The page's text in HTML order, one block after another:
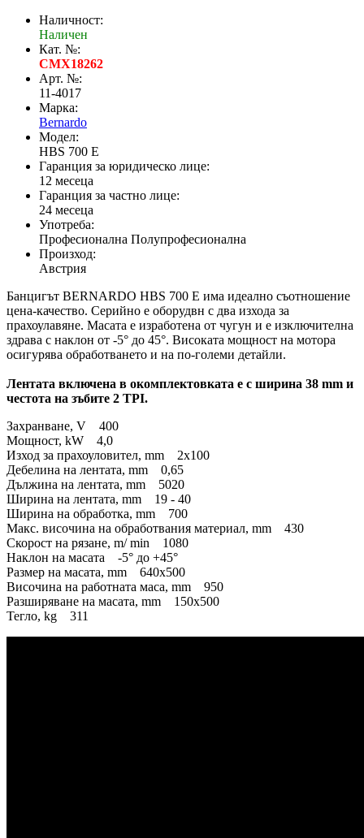
Наличност:
Наличен
Кат. №:
CMX18262
Арт. №:
11-4017
Марка:
Bernardo
Модел:
HBS 700 E
Гаранция за юридическо лице:
12 месеца
Гаранция за частно лице:
24 месеца
Употреба:
Професионална Полупрофесионална
Произход:
Австрия
Банцигът BERNARDO HBS 700 E има идеално съотношение
цена-качество. Серийно е оборудвн с два изхода за
прахоулавяне. Масата е изработена от чугун и е изключителна
здрава с наклон от -5° до 45°. Високата мощност на мотора
осигурява обработването и на по-големи детайли.
Лентата включена в окомплектовката е с ширина 38 mm и
честота на зъбите 2 TPI.
Захранване, V 400
Мощност, kW 4,0
Изход за прахоуловител, mm 2x100
Дебелина на лентата, mm 0,65
Дължина на лентата, mm 5020
Ширина на лентата, mm 19 - 40
Ширина на обработка, mm 700
Макс. височина на обработвания материал, mm 430
Скорост на рязане, m/ min 1080
Наклон на масата -5° до +45°
Размер на масата, mm 640х500
Височина на работната маса, mm 950
Разширяване на масата, mm 150x500
Тегло, kg 311